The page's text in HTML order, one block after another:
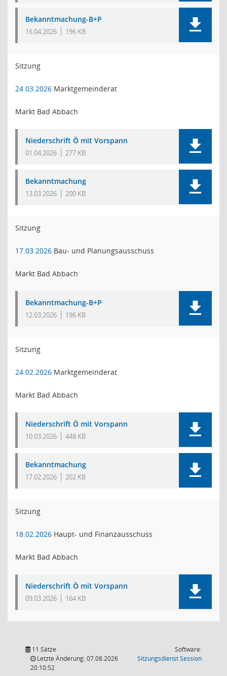
Bekanntmachung-B+P
16.04.2026 196 KB
Sitzung
24.03.2026 Marktgemeinderat
Markt Bad Abbach
Niederschrift Ö mit Vorspann
01.04.2026 277 KB
Bekanntmachung
13.03.2026 200 KB
Sitzung
17.03.2026 Bau- und Planungsausschuss
Markt Bad Abbach
Bekanntmachung-B+P
12.03.2026 196 KB
Sitzung
24.02.2026 Marktgemeinderat
Markt Bad Abbach
Niederschrift Ö mit Vorspann
10.03.2026 448 KB
Bekanntmachung
17.02.2026 202 KB
Sitzung
18.02.2026 Haupt- und Finanzausschuss
Markt Bad Abbach
Niederschrift Ö mit Vorspann
09.03.2026 164 KB
11 Sätze
Letzte Änderung: 07.08.2026
20:10:52
Software:
SitzungsdienstSession(Wird in